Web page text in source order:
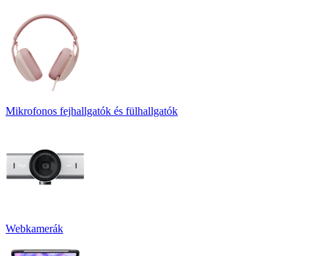
Mikrofonos fejhallgatók és fülhallgatók
Webkamerák